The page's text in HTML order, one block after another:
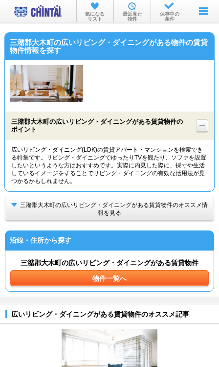
お部屋を探す
沿線・駅から
不動産会社から
気になる
リスト
最近見た
物件
保存中の
条件
三潴郡大木町の広いリビング・ダイニングがある物件の賃貸
物件情報を探す
三潴郡大木町の広いリビング・ダイニングがある賃貸物件の
ポイント
広いリビング・ダイニング(LDK)の賃貸アパート・マンションを検索でき
る特集です。リビング・ダイニングでゆったりTVを観たり、ソファを設置
したいというような方はおすすめです。実際に内見した際に、採寸や生活
しているイメージをすることでリビング・ダイニングの有効な活用法が見
つかるかもしれません。
三潴郡大木町の広いリビング・ダイニングがある賃貸物件のオススメ情
報を見る
沿線・住所から探す
三潴郡大木町の広いリビング・ダイニングがある賃貸物件
物件一覧へ
広いリビング・ダイニングがある賃貸物件のオススメ記事